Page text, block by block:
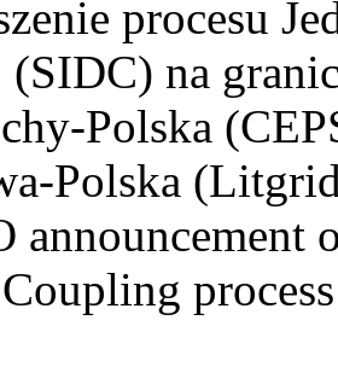
procesu
(SIDC) na
Polska
Polska
announcement